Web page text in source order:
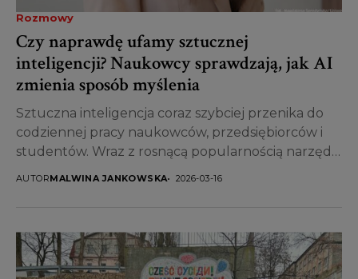
Rozmowy
Czy naprawdę ufamy sztucznej
inteligencji? Naukowcy sprawdzają, jak AI
zmienia sposób myślenia
Sztuczna inteligencja coraz szybciej przenika do
codziennej pracy naukowców, przedsiębiorców i
studentów. Wraz z rosnącą popularnością narzędzi
AUTORMALWINA JANKOWSKA 2026-03-16